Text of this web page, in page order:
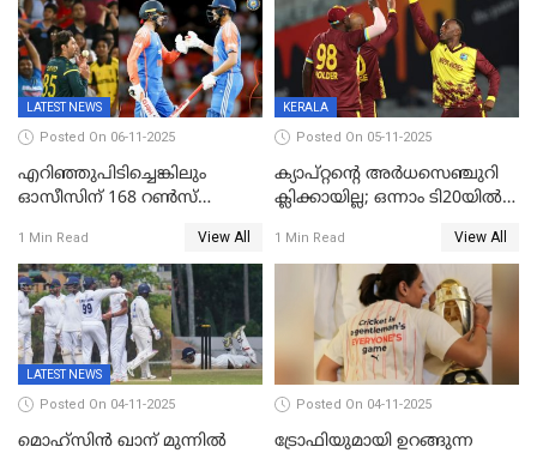
LATEST NEWS
Posted On 06-11-2025
എറിഞ്ഞുപിടിച്ചെങ്കിലും
ഓസീസിന് 168 റൺസ്
1 Min Read View All
KERALA
Posted On 05-11-2025
ക്യാപ്റ്റന്റെ അർധസെഞ്ചുറി
ക്ലിക്കായില്ല; ഒന്നാം ടി20യിൽ
വിൻഡീസിന് ജയം
1 Min Read View All
LATEST NEWS
Posted On 04-11-2025
മൊഹ്സിൻ ഖാന് മുന്നിൽ
Posted On 04-11-2025
ട്രോഫിയുമായി ഉറങ്ങുന്ന